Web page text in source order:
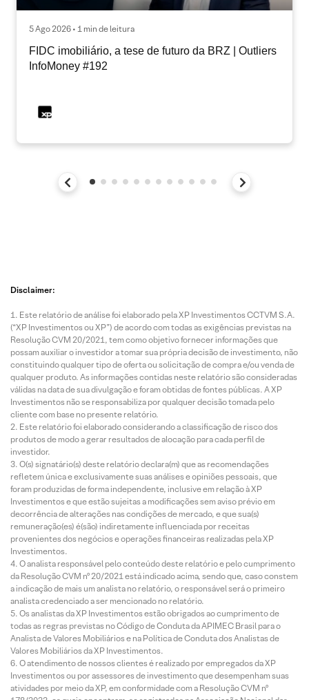
5 Ago 2026 • 1 min de leitura
FIDC imobiliário, a tese de futuro da BRZ | Outliers
InfoMoney #192
Disclaimer:
Este relatório de análise foi elaborado pela XP Investimentos CCTVM S.A.
(“XP Investimentos ou XP”) de acordo com todas as exigências previstas na
Resolução CVM 20/2021, tem como objetivo fornecer informações que
possam auxiliar o investidor a tomar sua própria decisão de investimento, não
constituindo qualquer tipo de oferta ou solicitação de compra e/ou venda de
qualquer produto. As informações contidas neste relatório são consideradas
válidas na data de sua divulgação e foram obtidas de fontes públicas. A XP
Investimentos não se responsabiliza por qualquer decisão tomada pelo
cliente com base no presente relatório.
Este relatório foi elaborado considerando a classificação de risco dos
produtos de modo a gerar resultados de alocação para cada perfil de
investidor.
O(s) signatário(s) deste relatório declara(m) que as recomendações
refletem única e exclusivamente suas análises e opiniões pessoais, que
foram produzidas de forma independente, inclusive em relação à XP
Investimentos e que estão sujeitas a modificações sem aviso prévio em
decorrência de alterações nas condições de mercado, e que sua(s)
remuneração(es) é(são) indiretamente influenciada por receitas
provenientes dos negócios e operações financeiras realizadas pela XP
Investimentos.
O analista responsável pelo conteúdo deste relatório e pelo cumprimento
da Resolução CVM nº 20/2021 está indicado acima, sendo que, caso constem
a indicação de mais um analista no relatório, o responsável será o primeiro
analista credenciado a ser mencionado no relatório.
Os analistas da XP Investimentos estão obrigados ao cumprimento de
todas as regras previstas no Código de Conduta da APIMEC Brasil para o
Analista de Valores Mobiliários e na Política de Conduta dos Analistas de
Valores Mobiliários da XP Investimentos.
O atendimento de nossos clientes é realizado por empregados da XP
Investimentos ou por assessores de investimento que desempenham suas
atividades por meio da XP, em conformidade com a Resolução CVM nº